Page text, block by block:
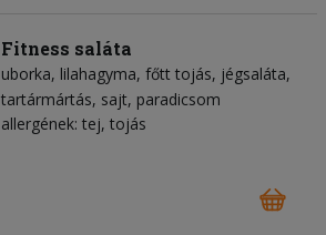
Fitness saláta
uborka lilahagyma főtt tojás jégsaláta
tartármártás sajt paradicsom
allergének: tej, tojás